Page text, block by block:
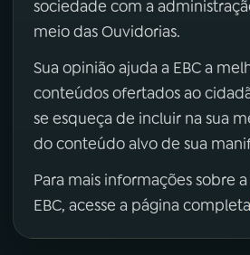
sociedade com a
meio das Ouvidorias.
Sua opinião ajuda a EBC a
conteúdos ofertados ao
se esqueça de incluir na sua
do conteúdo alvo de sua
Para mais informações sobre
EBC, acesse a página completa